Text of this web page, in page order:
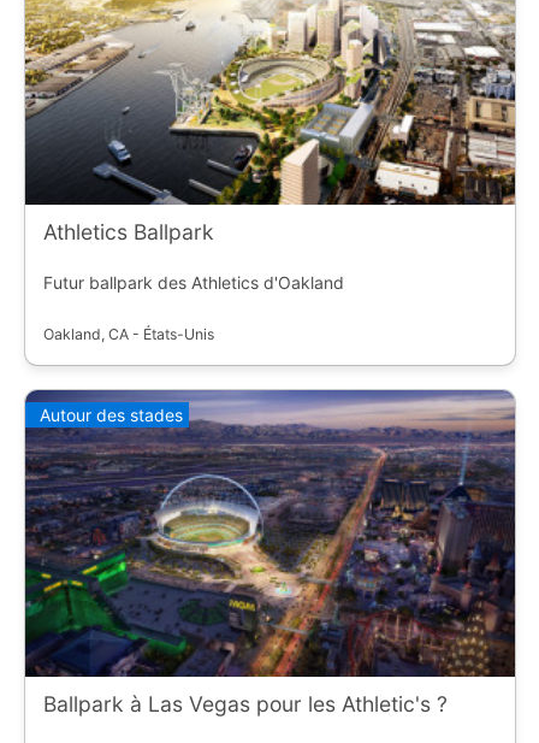
Athletics Ballpark
Futur ballpark des Athletics d'Oakland
Oakland, CA - États-Unis
Autour des stades
Ballpark à Las Vegas pour les Athletic's ?